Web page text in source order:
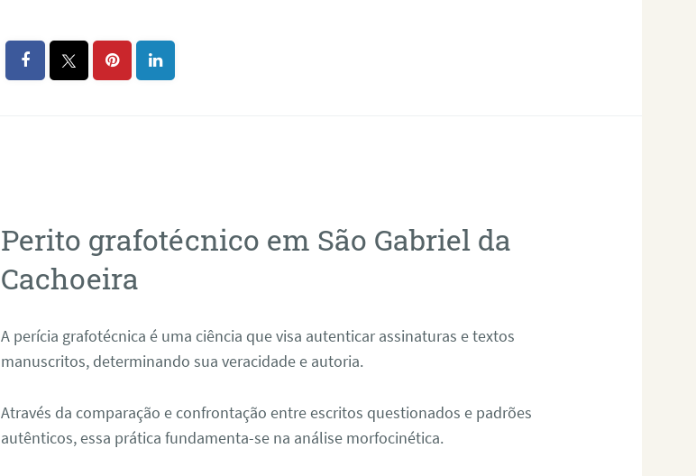
Perito grafotécnico em São Gabriel da
Cachoeira
A perícia grafotécnica é uma ciência que visa autenticar assinaturas e textos
manuscritos, determinando sua veracidade e autoria.
Através da comparação e confrontação entre escritos questionados e padrões
autênticos, essa prática fundamenta-se na análise morfocinética.